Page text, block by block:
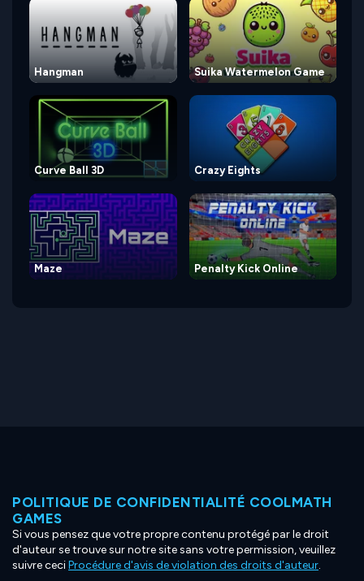
Hangman Suika Watermelon Game
Curve Ball 3D Crazy Eights
Maze Penalty Kick Online
POLITIQUE DE CONFIDENTIALITÉ COOLMATH
GAMES
Si vous pensez que votre propre contenu protégé par le droit
d'auteur se trouve sur notre site sans votre permission, veuillez
suivre ceciProcédure d'avis de violation des droits d'auteur.